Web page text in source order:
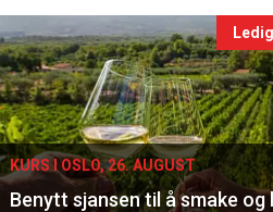
KURS I OSLO, 26. AUGUST
Benytt sjansen til å smake